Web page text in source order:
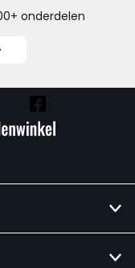
onderdelen